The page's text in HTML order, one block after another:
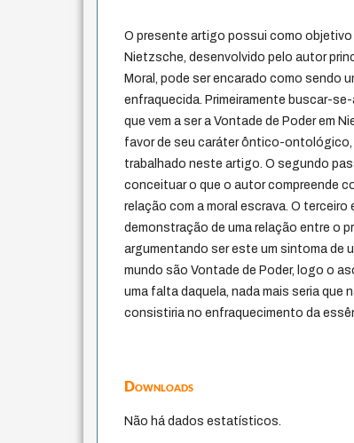
O presente artigo possui como
Nietzsche, desenvolvido pelo autor
Moral, pode ser encarado como sendo
enfraquecida. Primeiramente buscar-
que vem a ser a Vontade de Poder em
favor de seu caráter ôntico-
trabalhado neste artigo. O segundo
conceituar o que o autor compreende
relação com a moral escrava. O
demonstração de uma relação entre o
argumentando ser este um sintoma de
mundo são Vontade de Poder, logo o
uma falta daquela, nada mais seria que
consistiria no enfraquecimento da
Downloads
Não há dados estatísticos.